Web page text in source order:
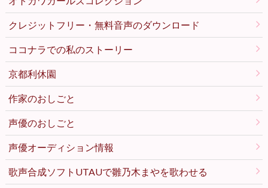
クレジットフリー・無料音声のダウンロード
ココナラでの私のストーリー
京都利休園
作家のおしごと
声優のおしごと
声優オーディション情報
歌声合成ソフトUTAUで雛乃木まやを歌わせる